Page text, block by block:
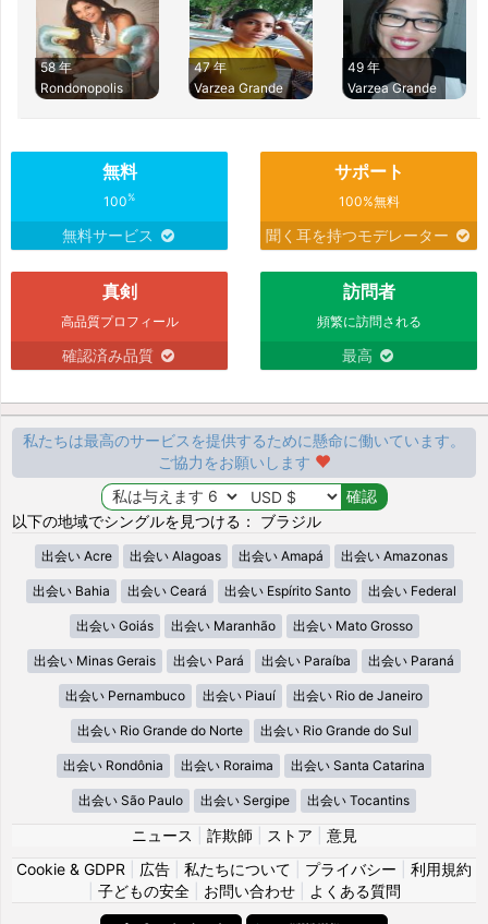
58 年
Rondonopolis
47 年
Varzea Grande
49 年
Varzea Grande
無料
100%
無料サービス
サポート
100%無料
聞く耳を持つモデレーター
真剣
高品質プロフィール
確認済み品質
訪問者
頻繁に訪問される
最高
私たちは最高のサービスを提供するために懸命に働いています。
ご協力をお願いします
以下の地域でシングルを見つける： ブラジル
出会い Acre 出会い Alagoas 出会い Amapá 出会い Amazonas
出会い Bahia 出会い Ceará 出会い Espírito Santo 出会い Federal
出会い Goiás 出会い Maranhão 出会い Mato Grosso
出会い Minas Gerais 出会い Pará 出会い Paraíba 出会い Paraná
出会い Pernambuco 出会い Piauí 出会い Rio de Janeiro
出会い Rio Grande do Norte 出会い Rio Grande do Sul
出会い Rondônia 出会い Roraima 出会い Santa Catarina
出会い São Paulo 出会い Sergipe 出会い Tocantins
ニュース 詐欺師 ストア
意見
Cookie & GDPR
広告 私たちについて プライバシー
利用規約
子どもの安全| お問い合わせ| よくある質問